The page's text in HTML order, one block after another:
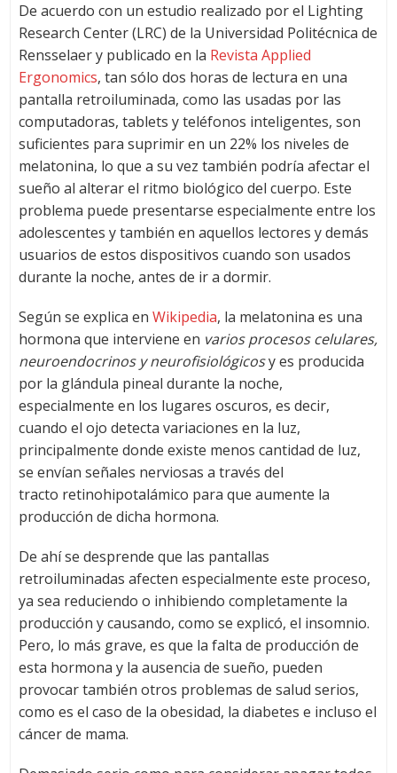
De acuerdo con un estudio realizado por el Lighting
Research Center (LRC) de la Universidad Politécnica de
Rensselaer y publicado en la Revista Applied
Ergonomics, tan sólo dos horas de lectura en una
pantalla retroiluminada, como las usadas por las
computadoras, tablets y teléfonos inteligentes, son
suficientes para suprimir en un 22% los niveles de
melatonina, lo que a su vez también podría afectar el
sueño al alterar el ritmo biológico del cuerpo. Este
problema puede presentarse especialmente entre los
adolescentes y también en aquellos lectores y demás
usuarios de estos dispositivos cuando son usados
durante la noche, antes de ir a dormir.
Según se explica en Wikipedia, la melatonina es una
hormona que interviene en varios procesos celulares,
neuroendocrinos y neurofisiológicosy es producida
por la glándula pineal durante la noche,
especialmente en los lugares oscuros, es decir,
cuando el ojo detecta variaciones en la luz,
principalmente donde existe menos cantidad de luz,
se envían señales nerviosas a través del
tracto retinohipotalámico para que aumente la
producción de dicha hormona.
De ahí se desprende que las pantallas
retroiluminadas afecten especialmente este proceso,
ya sea reduciendo o inhibiendo completamente la
producción y causando, como se explicó, el insomnio.
Pero, lo más grave, es que la falta de producción de
esta hormona y la ausencia de sueño, pueden
provocar también otros problemas de salud serios,
como es el caso de la obesidad, la diabetes e incluso el
cáncer de mama.